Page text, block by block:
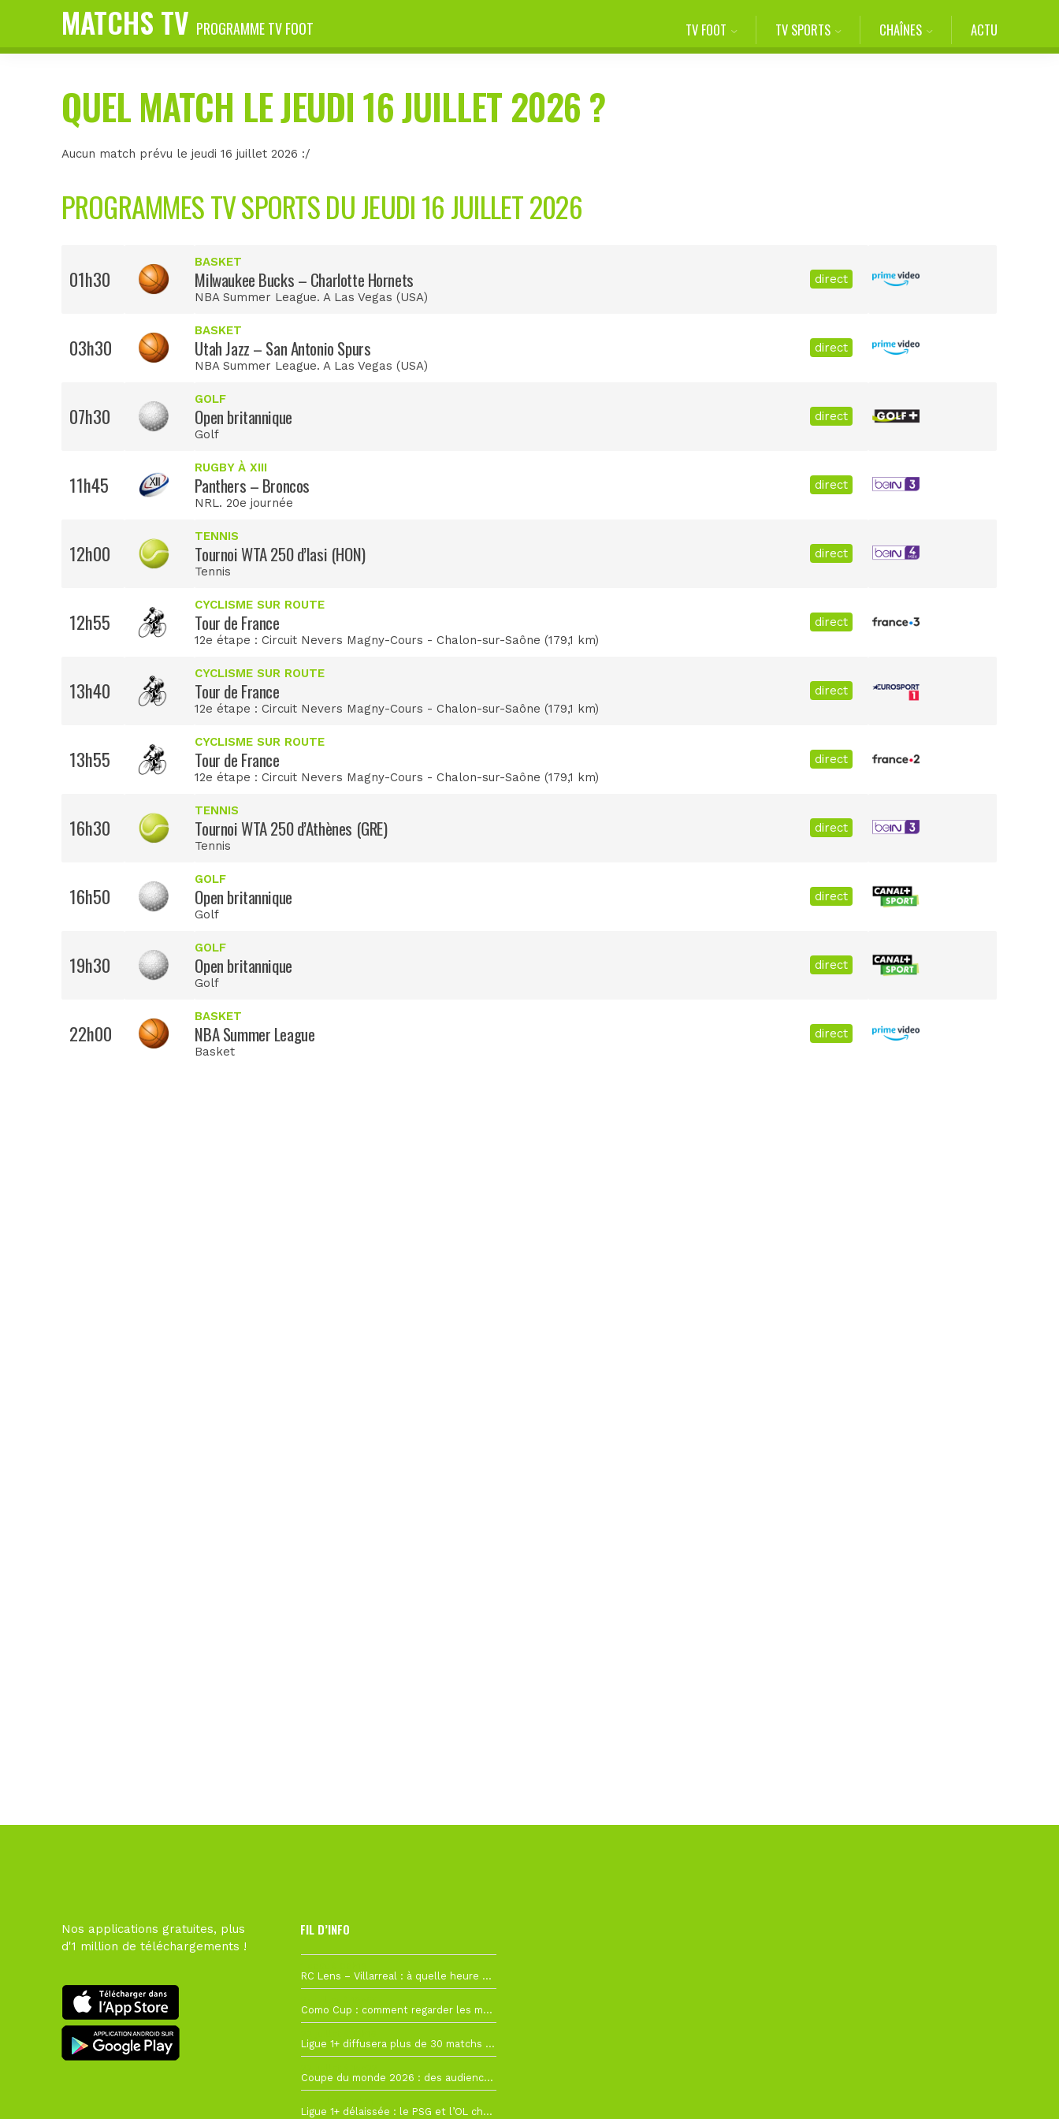
MATCHS TV PROGRAMME TV FOOT TV FOOT TV SPORTS CHAÎNES ACTU
QUEL MATCH LE JEUDI 16 JUILLET 2026 ?
Aucun match prévu le jeudi 16 juillet 2026 :/
PROGRAMMES TV SPORTS DU JEUDI 16 JUILLET 2026
01h30
BASKET
Milwaukee Bucks – Charlotte Hornets
NBA Summer League. A Las Vegas (USA)
direct
03h30
BASKET
Utah Jazz – San Antonio Spurs
NBA Summer League. A Las Vegas (USA)
direct
07h30
GOLF
Open britannique
Golf
direct
11h45
RUGBY À XIII
Panthers – Broncos
NRL. 20e journée
direct
12h00
TENNIS
Tournoi WTA 250 d’Iasi (HON)
Tennis
direct
12h55
CYCLISME SUR ROUTE
Tour de France
12e étape : Circuit Nevers Magny-Cours - Chalon-sur-Saône (179,1 km)
direct
13h40
CYCLISME SUR ROUTE
Tour de France
12e étape : Circuit Nevers Magny-Cours - Chalon-sur-Saône (179,1 km)
direct
13h55
CYCLISME SUR ROUTE
Tour de France
12e étape : Circuit Nevers Magny-Cours - Chalon-sur-Saône (179,1 km)
direct
16h30
TENNIS
Tournoi WTA 250 d’Athènes (GRE)
Tennis
direct
16h50
GOLF
Open britannique
Golf
direct
19h30
GOLF
Open britannique
Golf
direct
22h00
BASKET
NBA Summer League
Basket
direct
Nos applications gratuites, plus
d'1 million de téléchargements !
FIL D’INFO
RC Lens – Villarreal : à quelle heure et sur quelle chaîne voir la finale de la Como Cup ?
Como Cup : comment regarder les matchs du RC Lens en direct ?
Ligue 1+ diffusera plus de 30 matchs amicaux avant la reprise de la Ligue 1
Coupe du monde 2026 : des audiences record, mais M6 devrait perdre très gros !
Ligue 1+ délaissée : le PSG et l’OL choisissent d’autres diffuseurs pour leur reprise